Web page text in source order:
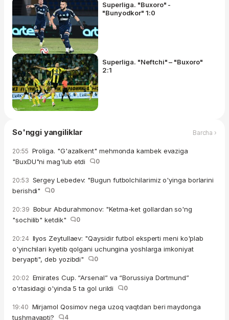
Superliga. "Buxoro" -
"Bunyodkor" 1:0
Superliga. "Neftchi" – "Buxoro"
2:1
So'nggi yangiliklar Barcha ›
20:55 Proliga. "G'azalkent" mehmonda kambek evaziga
"BuxDU"ni mag'lub etdi
0
20:53 Sergey Lebedev: "Bugun futbolchilarimiz o'yinga borlarini
berishdi"
0
20:39 Bobur Abdurahmonov: "Ketma-ket gollardan so'ng
"sochilib" ketdik"
0
20:24 Ilyos Zeytullaev: "Qaysidir futbol eksperti meni ko'plab
o'yinchilari kyetib qolgani uchungina yoshlarga imkoniyat
beryapti", deb yozibdi"
0
20:02 Emirates Cup. “Arsenal” va “Borussiya Dortmund”
o'rtasidagi o'yinda 5 ta gol urildi
0
19:40 Mirjamol Qosimov nega uzoq vaqtdan beri maydonga
tushmayapti?
4